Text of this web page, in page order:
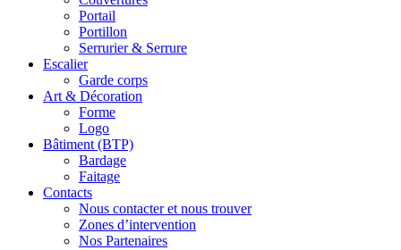
Portail
Portillon
Serrurier & Serrure
Escalier
Garde corps
Art & Décoration
Forme
Logo
Bâtiment (BTP)
Bardage
Faitage
Contacts
Nous contacter et nous trouver
Zones d’intervention
Nos Partenaires